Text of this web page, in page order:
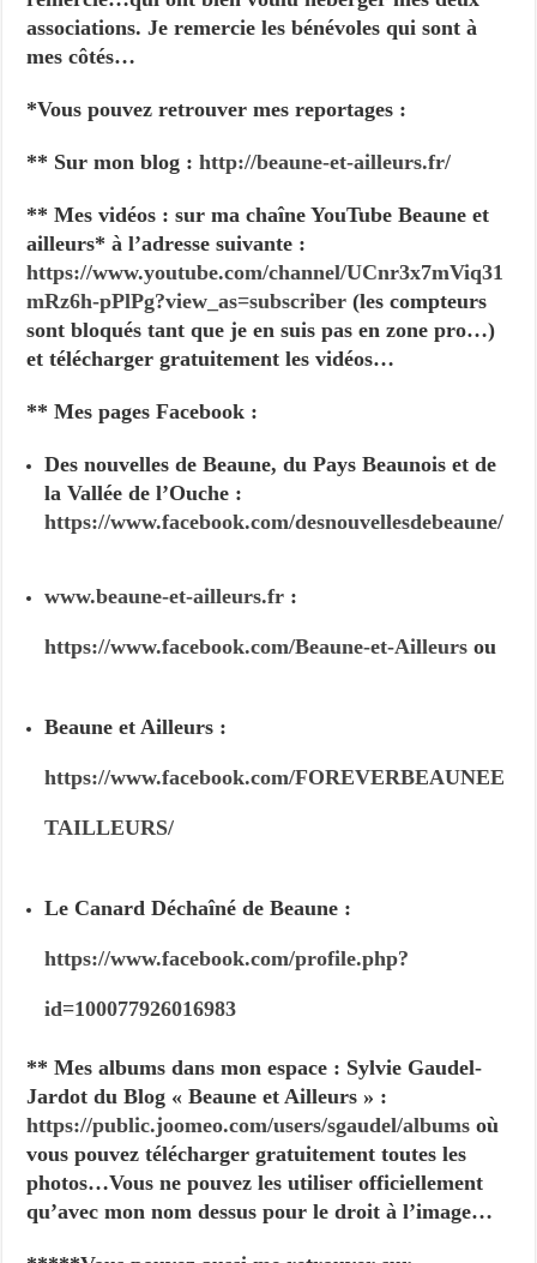
associations. Je remercie les bénévoles qui sont à
mes côtés…
*Vous pouvez retrouver mes reportages :
** Sur mon blog :http://beaune-et-ailleurs.fr/
** Mes vidéos : sur ma chaîne YouTube Beaune et
ailleurs* à l’adresse suivante :
https://www.youtube.com/channel/UCnr3x7mViq31
mRz6h-pPlPg?view_as=subscriber (les compteurs
sont bloqués tant que je en suis pas en zone pro…)
et télécharger gratuitement les vidéos…
** Mes pages Facebook :
Des nouvelles de Beaune, du Pays Beaunois et de
la Vallée de l’Ouche :
https://www.facebook.com/desnouvellesdebeaune/
www.beaune-et-ailleurs.fr :
https://www.facebook.com/Beaune-et-Ailleurs ou
Beaune et Ailleurs :
https://www.facebook.com/FOREVERBEAUNEE
TAILLEURS/
Le Canard Déchaîné de Beaune :
https://www.facebook.com/profile.php?
id=100077926016983
** Mes albums dans mon espace : Sylvie Gaudel-
Jardot du Blog « Beaune et Ailleurs » :
https://public.joomeo.com/users/sgaudel/albums où
vous pouvez télécharger gratuitement toutes les
photos…Vous ne pouvez les utiliser officiellement
qu’avec mon nom dessus pour le droit à l’image…